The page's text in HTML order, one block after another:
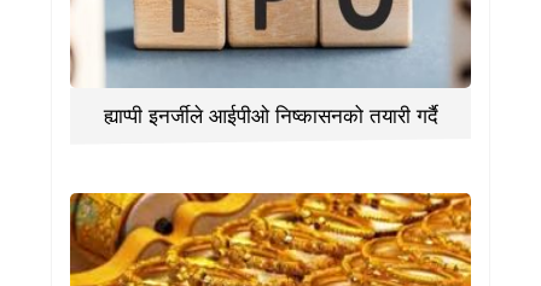
ह्याप्पी इनर्जीले आईपीओ निष्कासनको तयारी गर्दै